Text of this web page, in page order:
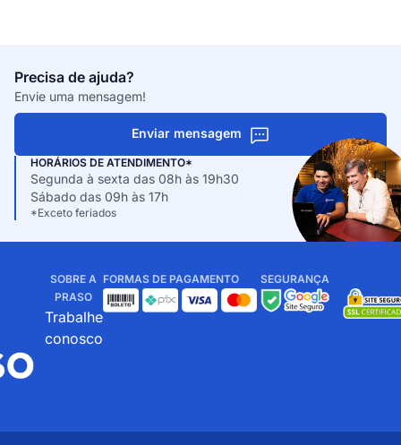
Precisa de ajuda?
Envie uma mensagem!
Enviar mensagem
HORÁRIOS DE ATENDIMENTO*
Segunda à sexta das 08h às 19h30
Sábado das 09h às 17h
*Exceto feriados
SOBRE A
PRASO
Trabalhe
conosco
FORMAS DE PAGAMENTO SEGURANÇA